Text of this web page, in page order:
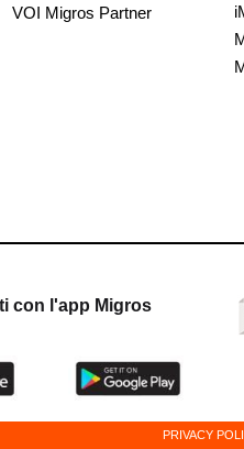
VOI Migros Partner
con l'app Migros
PRIVACY